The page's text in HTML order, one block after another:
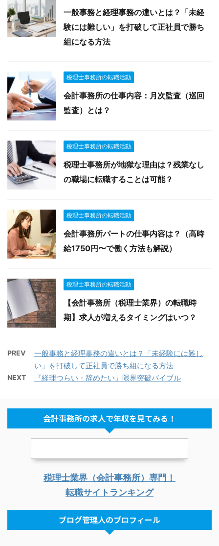
一般事務と経理事務の違いとは？「未経
験には難しい」を打破して正社員で勝ち
組になる方法
税理士事務所の転職活動
会計事務所の仕事内容：月次監査（巡回
監査）とは？
税理士事務所の転職活動
税理士事務所が地獄な理由は？残業なし
の職場に転職することは可能？
税理士事務所の転職活動
会計事務所パートの仕事内容は？（高時
給1750円〜で働く方法も解説）
税理士事務所の転職活動
【会計事務所（税理士業界）の転職時
期】求人が増えるタイミングはいつ？
PREV
一般事務と経理事務の違いとは？「未経験には難し
い」を打破して正社員で勝ち組になる方法
NEXT 『経理つらい・辞めたい』限界突破バイブル
会計事務所の求人で年収を見てみる！
税理士業界（会計事務所）専門！
転職サイトランキング
ブログ管理人のプロフィール